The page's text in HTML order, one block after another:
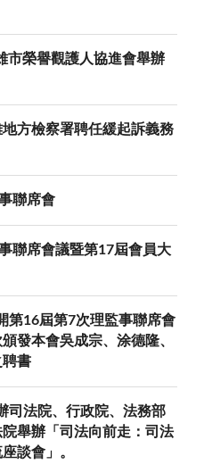
市榮譽觀護人協進會舉辦
方檢察署聘任緩起訴義務
聯席會
聯席會議暨第17屆會員大
第16屆第7次理監事聯席會
發本會吳成宗、涂德隆、
聘書
司法院、行政院、法務部
舉辦「司法向前走：司法
談會」。